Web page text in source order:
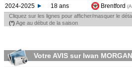
2024-2025 18 ans Brentford
Cliquez sur les lignes pour afficher/masquer le
(*) Age au début de la saison
Votre AVIS sur Iwan MORGAN